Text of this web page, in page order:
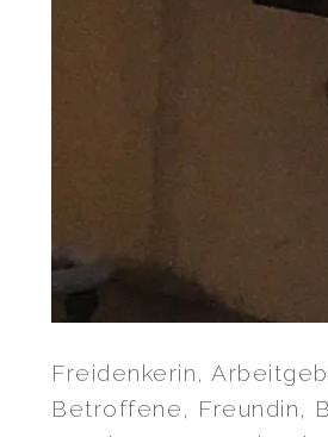
Freidenkerin,
Betroffene, Freundin,